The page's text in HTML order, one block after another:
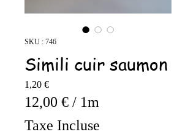
SKU : 746
Simili cuir saumon
1,20 €Prix
12,00 € / 1m
12,00 €
Taxe Incluse